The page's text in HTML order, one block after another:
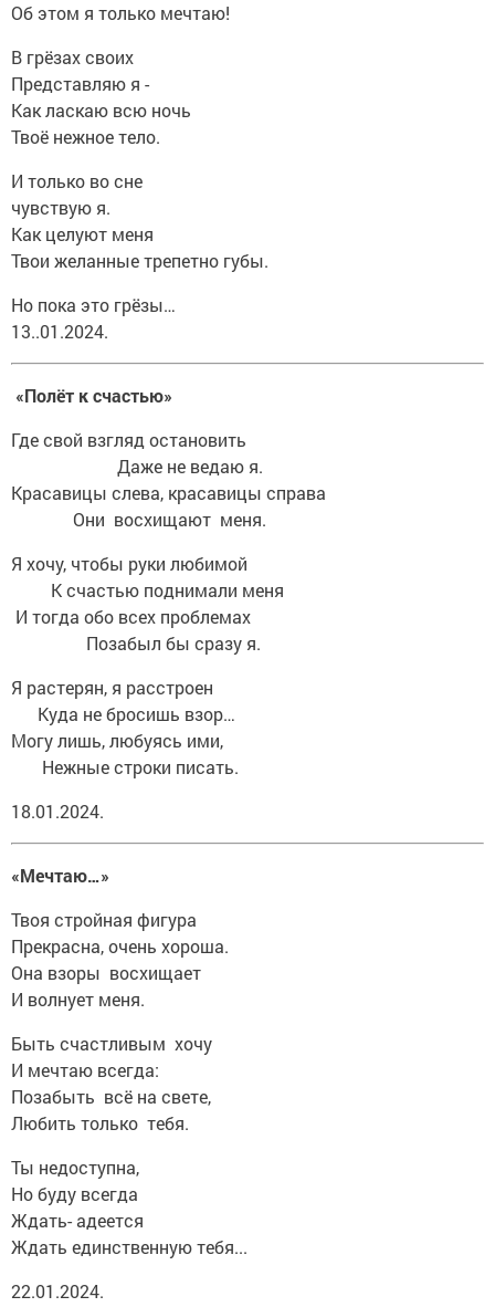
Об этом я только мечтаю!
В грёзах своих
Представляю я -
Как ласкаю всю ночь
Твоё нежное тело.
И только во сне
чувствую я.
Как целуют меня
Твои желанные трепетно губы.
Но пока это грёзы…
13..01.2024.
«Полёт к счастью»
Где свой взгляд остановить
Даже не ведаю я.
Красавицы слева, красавицы справа
Они восхищают меня.
Я хочу, чтобы руки любимой
К счастью поднимали меня
И тогда обо всех проблемах
Позабыл бы сразу я.
Я растерян, я расстроен
Куда не бросишь взор…
Могу лишь, любуясь ими,
Нежные строки писать.
18.01.2024.
«Мечтаю…»
Твоя стройная фигура
Прекрасна, очень хороша.
Она взоры восхищает
И волнует меня.
Быть счастливым хочу
И мечтаю всегда:
Позабыть всё на свете,
Любить только тебя.
Ты недоступна,
Но буду всегда
Ждать- адеется
Ждать единственную тебя...
22.01.2024.